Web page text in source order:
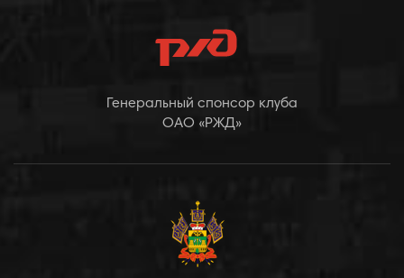
Генеральный спонсор клуба
ОАО «РЖД»